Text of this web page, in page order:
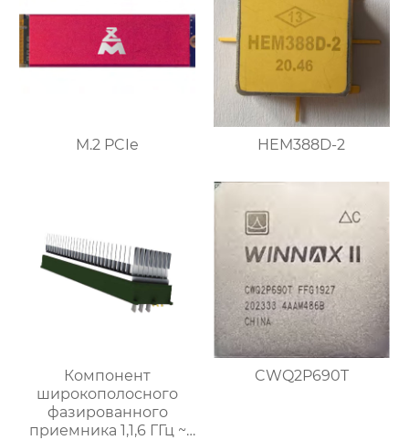
M.2 PCIe HEM388D-2
Компонент
широкополосного
фазированного
приемника 1,1,6 ГГц ~
CWQ2P690T